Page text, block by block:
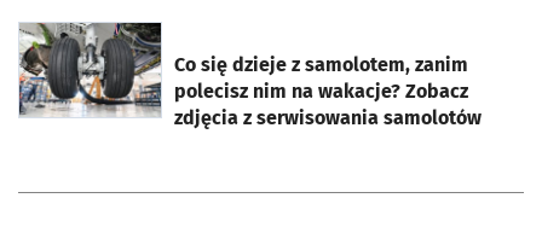
Co się dzieje z samolotem, zanim
polecisz nim na wakacje? Zobacz
zdjęcia z serwisowania samolotów
otworzy się w nowej karcie